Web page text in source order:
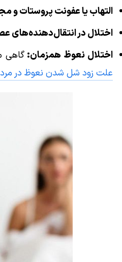
التهاب یا عفونت پروستات و
اختلال در انتقال‌دهنده‌های
اختلال نعوظ همزمان: گاهی
علت زود شل شدن نعوظ در